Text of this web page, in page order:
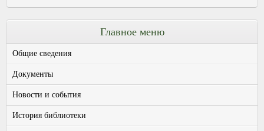
Главное меню
Общие сведения
Документы
Новости и события
История библиотеки